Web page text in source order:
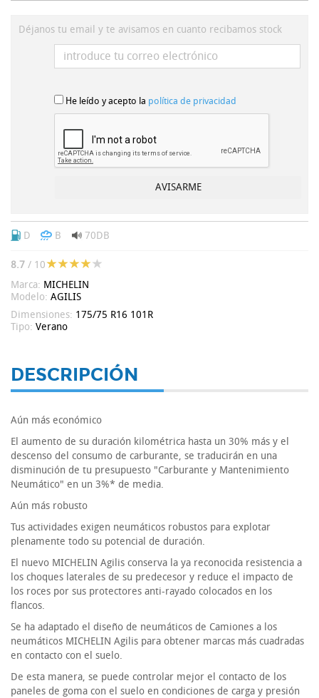
Déjanos tu email y te avisamos en cuanto recibamos stock
He leído y acepto la política de privacidad
D B 70DB
8.7 / 10
Marca: MICHELIN
Modelo: AGILIS
Dimensiones: 175/75 R16 101R
Tipo: Verano
DESCRIPCIÓN
Aún más económico
El aumento de su duración kilométrica hasta un 30% más y el
descenso del consumo de carburante, se traducirán en una
disminución de tu presupuesto "Carburante y Mantenimiento
Neumático" en un 3%* de media.
Aún más robusto
Tus actividades exigen neumáticos robustos para explotar
plenamente todo su potencial de duración.
El nuevo MICHELIN Agilis conserva la ya reconocida resistencia a
los choques laterales de su predecesor y reduce el impacto de
los roces por sus protectores anti-rayado colocados en los
flancos.
Se ha adaptado el diseño de neumáticos de Camiones a los
neumáticos MICHELIN Agilis para obtener marcas más cuadradas
en contacto con el suelo.
De esta manera, se puede controlar mejor el contacto de los
paneles de goma con el suelo en condiciones de carga y presión